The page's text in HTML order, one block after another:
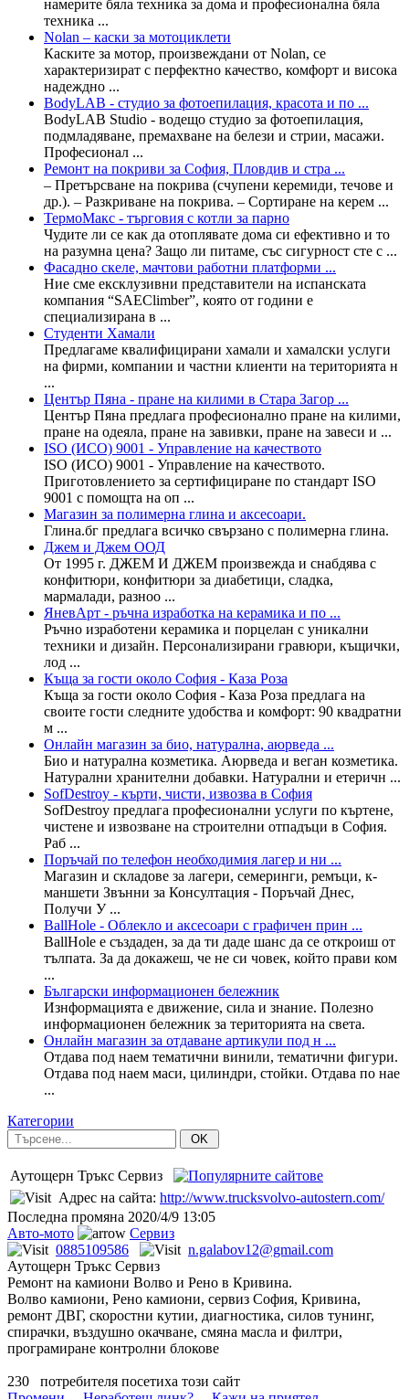
намерите бяла техника за дома и професионална бяла
техника ...
Nolan – каски за мотоциклети
Каските за мотор, произвеждани от Nolan, се
характеризират с перфектно качество, комфорт и висока
надеждно ...
BodyLAB - студио за фотоепилация, красота и по ...
BodyLAB Studio - водещо студио за фотоепилация,
подмладяване, премахване на белези и стрии, масажи.
Професионал ...
Ремонт на покриви за София, Пловдив и стра ...
– Претърсване на покрива (счупени керемиди, течове и
др.). – Разкриване на покрива. – Сортиране на керем ...
ТермоМакс - търговия с котли за парно
Чудите ли се как да отоплявате дома си ефективно и то
на разумна цена? Защо ли питаме, със сигурност сте с ...
Фасадно скеле, мачтови работни платформи ...
Ние сме ексклузивни представители на испанската
компания “SAEClimber”, която от години е
специализирана в ...
Студенти Хамали
Предлагаме квалифицирани хамали и хамалски услуги
на фирми, компании и частни клиенти на територията н
...
Център Пяна - пране на килими в Стара Загор ...
Център Пяна предлага професионално пране на килими,
пране на одеяла, пране на завивки, пране на завеси и ...
ISO (ИСО) 9001 - Управление на качеството
ISO (ИСО) 9001 - Управление на качеството.
Приготовлението за сертифициране по стандарт ISO
9001 с помощта на оп ...
Магазин за полимерна глина и аксесоари.
Глина.бг предлага всичко свързано с полимерна глина.
Джем и Джем ООД
От 1995 г. ДЖЕМ И ДЖЕМ произвежда и снабдява с
конфитюри, конфитюри за диабетици, сладка,
мармалади, разноо ...
ЯневАрт - ръчна изработка на керамика и по ...
Ръчно изработени керамика и порцелан с уникални
техники и дизайн. Персонализирани гравюри, къщички,
лод ...
Къща за гости около София - Каза Роза
Къща за гости около София - Каза Роза предлага на
своите гости следните удобства и комфорт: 90 квадратни
м ...
Онлайн магазин за био, натурална, аюрведа ...
Био и натурална козметика. Аюрведа и веган козметика.
Натурални хранителни добавки. Натурални и етеричн ...
SofDestroy - кърти, чисти, извозва в София
SofDestroy предлага професионални услуги по къртене,
чистене и извозване на строителни отпадъци в София.
Раб ...
Поръчай по телефон необходимия лагер и ни ...
Магазин и складове за лагери, семеринги, ремъци, к-
маншети Звънни за Консултация - Поръчай Днес,
Получи У ...
BallHole - Облекло и аксесоари с графичен прин ...
BallHole е създаден, за да ти даде шанс да се откроиш от
тълпата. За да докажеш, че не си човек, който прави ком
...
Български информационен бележник
Изнформацията е движение, сила и знание. Полезно
информационен бележник за територията на света.
Онлайн магазин за отдаване артикули под н ...
Отдава под наем тематични винили, тематични фигури.
Отдава под наем маси, цилиндри, стойки. Отдава по нае
...
Категории
OK
Аутощерн Тръкс Сервиз
Адрес на сайта: http://www.trucksvolvo-autostern.com/
Последна промяна 2020/4/9 13:05
Авто-мото
Сервиз
0885109586
n.galabov12@gmail.com
Аутощерн Тръкс Сервиз
Ремонт на камиони Волво и Рено в Кривина.
Волво камиони, Рено камиони, сервиз София, Кривина,
ремонт ДВГ, скоростни кутии, диагностика, силов тунинг,
спирачки, въздушно окачване, смяна масла и филтри,
програмиране контролни блокове
230 потребителя посетиха този сайт